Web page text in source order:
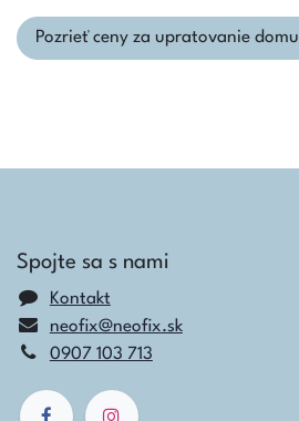
Pozrieť ceny za upratovanie domu
Spojte sa s nami
Kontakt
neofix@neofix.sk
0907 103 713